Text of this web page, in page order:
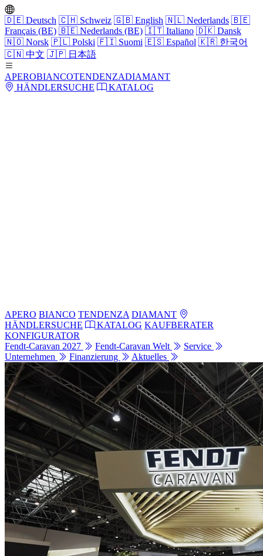
🇩🇪 Deutsch 🇨🇭 Schweiz 🇬🇧 English 🇳🇱 Nederlands 🇧🇪
Français (BE) 🇧🇪 Nederlands (BE) 🇮🇹 Italiano 🇩🇰 Dansk
🇳🇴 Norsk 🇵🇱 Polski 🇫🇮 Suomi 🇪🇸 Español 🇰🇷 한국어
🇨🇳 中文 🇯🇵 日本語
APEROBIANCOTENDENZADIAMANT
HÄNDLERSUCHE
KATALOG
APERO BIANCO TENDENZA DIAMANT
HÄNDLERSUCHE
KATALOG KAUFBERATER
KONFIGURATOR
Fendt-Caravan 2027
Fendt-Caravan Welt
Service
Unternehmen
Finanzierung Aktuelles